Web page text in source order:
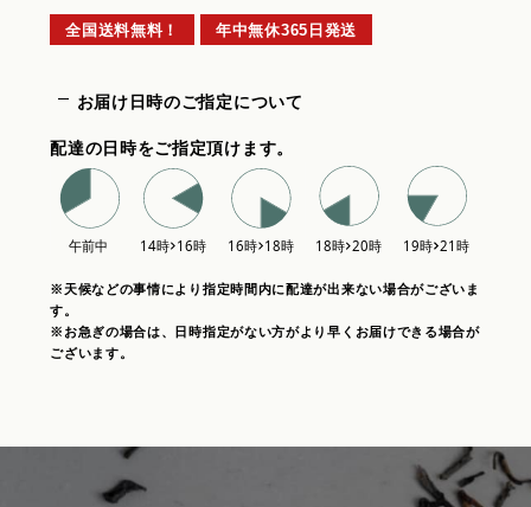
全国送料無料！ 年中無休365日発送
お届け日時のご指定について
配達の日時をご指定頂けます。
※天候などの事情により指定時間内に配達が出来ない場合がございま
す。
※お急ぎの場合は、日時指定がない方がより早くお届けできる場合が
ございます。